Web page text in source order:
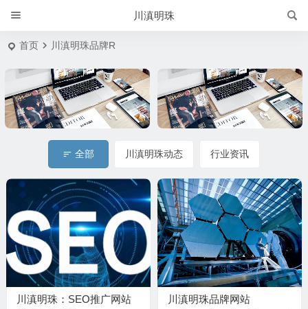
川滇明珠
首页 川滇明珠品牌R
全部 川滇明珠动态 行业资讯
川滇明珠：SEO推广网站
川滇明珠品牌网站